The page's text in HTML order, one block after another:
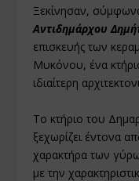
Ξεκίνησαν,
Αντιδημάρχου
επισκευής των
Μυκόνου, ένα
ιδιαίτερη
Το κτήριο του
ξεχωρίζει έντονα
χαρακτήρα των
με την